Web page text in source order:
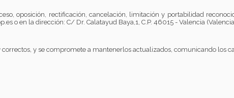
oposición, rectificación, cancelación, limitación y portabilidad
o en la dirección: C/ Dr. Calatayud Baya,1, C.P. 46015 - Valencia
y se compromete a mantenerlos actualizados, comunicando los